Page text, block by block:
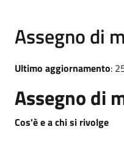
Assegno di
Ultimo aggiornamento:
Assegno di
Cos'è e a chi si rivolge